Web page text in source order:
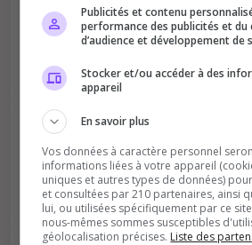
Améliore le
Votre vote aide le serveur à
Publicités et contenu
performance des publicités et du
d’audience et développement de
Stocker et/ou accéder à des
appareil
En savoir plus
Vos données à caractère personnel
informations liées à votre appareil
uniques et autres types de données)
et consultées par 210 partenaires, ainsi
lui, ou utilisées spécifiquement par ce
nous-mêmes sommes susceptibles
géolocalisation précises. Liste des